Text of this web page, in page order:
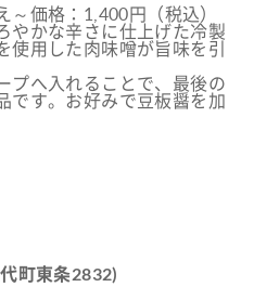
価格：1,400円（税込）
やかな辛さに仕上げた冷製
使用した肉味噌が旨味を引
プへ入れることで、最後の
です。お好みで豆板醤を加
町東条2832)